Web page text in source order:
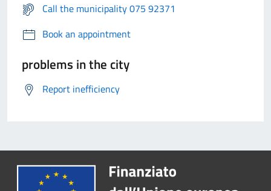
Call the municipality 075 92371
Book an appointment
problems in the city
Report inefficiency